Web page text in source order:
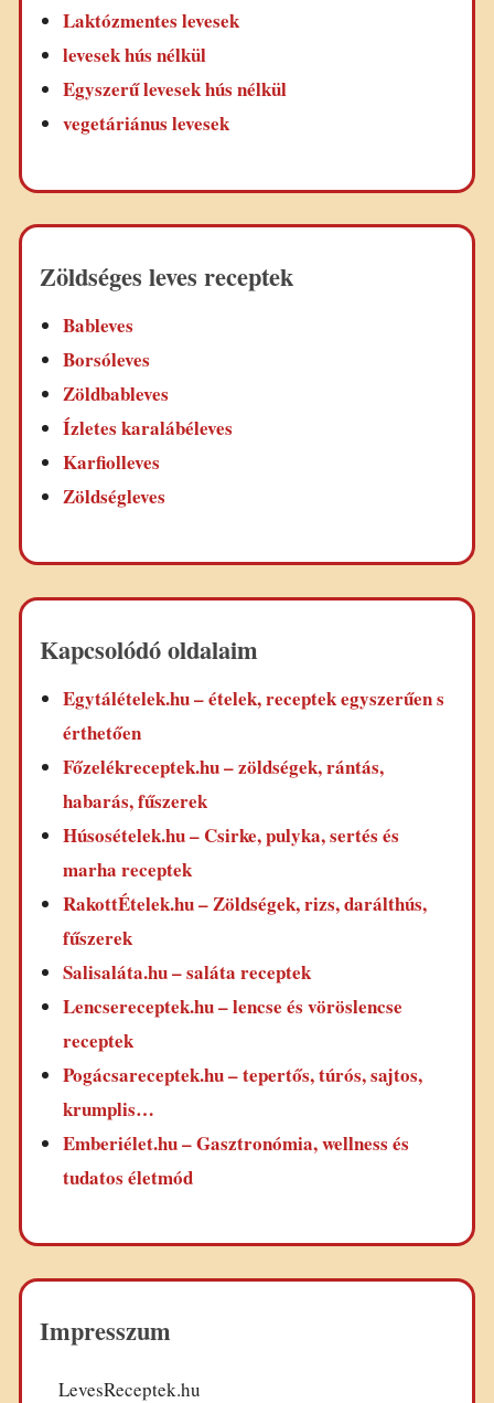
Laktózmentes levesek
levesek hús nélkül
Egyszerű levesek hús nélkül
vegetáriánus levesek
Zöldséges leves receptek
Bableves
Borsóleves
Zöldbableves
Ízletes karalábéleves
Karfiolleves
Zöldségleves
Kapcsolódó oldalaim
Egytálételek.hu – ételek, receptek egyszerűen s
érthetően
Főzelékreceptek.hu – zöldségek, rántás,
habarás, fűszerek
Húsosételek.hu – Csirke, pulyka, sertés és
marha receptek
RakottÉtelek.hu – Zöldségek, rizs, darálthús,
fűszerek
Salisaláta.hu – saláta receptek
Lencsereceptek.hu – lencse és vöröslencse
receptek
Pogácsareceptek.hu – tepertős, túrós, sajtos,
krumplis…
Emberiélet.hu – Gasztronómia, wellness és
tudatos életmód
Impresszum
LevesReceptek.hu